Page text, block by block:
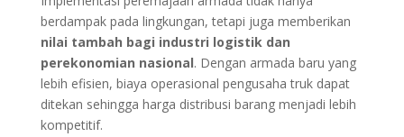
berdampak pada lingkungan, tetapi juga memberikan
nilai tambah bagi industri logistik dan
perekonomian nasional. Dengan armada baru yang
lebih efisien, biaya operasional pengusaha truk dapat
ditekan sehingga harga distribusi barang menjadi lebih
kompetitif.